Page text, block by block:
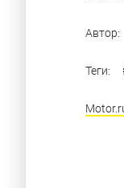
Автор:
Теги: